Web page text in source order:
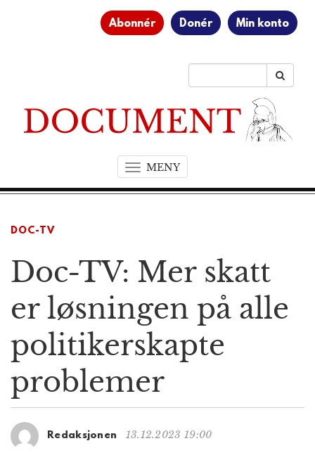
Abonnér Donér Min konto
MENYT
o
a
i
a
t
DOC-TV
Doc-TV: Mer skatt
er løsningen på alle
politiker­skapte
problemer
Redaksjonen 13.12.2023 19:00